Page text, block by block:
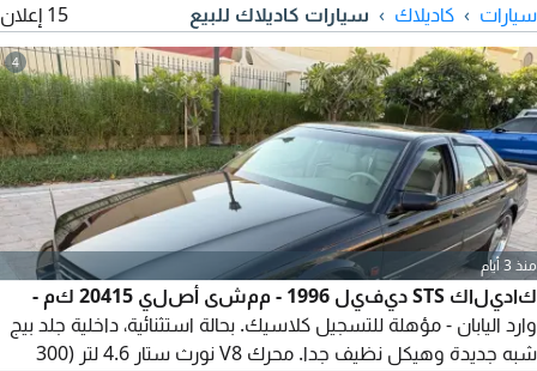
سيارات كاديلاك سيارات كاديلاك للبيع 15 إعلان
4
منذ 3 أيام
كاديلاك STS ديفيل 1996 - ممشى أصلي 20415 كم -
وارد اليابان - مؤهلة للتسجيل كلاسيك. بحالة استثنائية، داخلية جلد بيج
شبه جديدة وهيكل نظيف جدا. محرك V8 نورث ستار 4.6 لتر (300